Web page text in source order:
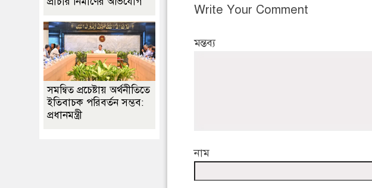
Write Your Comment
মন্তব্য
নাম
সমন্বিত প্রচেষ্টায় অর্থনীতিতে
ইতিবাচক পরিবর্তন সম্ভব:
প্রধানমন্ত্রী